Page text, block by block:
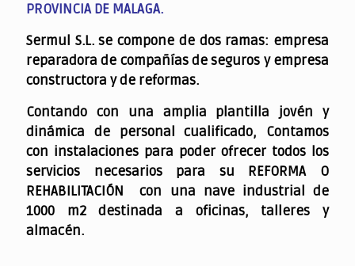
PROVINCIA DE MALAGA.
Sermul S.L. se compone de dos ramas: empresa
reparadora de compañías de seguros y empresa
constructora y de reformas.
Contando con una amplia plantilla jovén y
dinámica de personal cualificado, Contamos
con instalaciones para poder ofrecer todos los
servicios necesarios para su REFORMA O
REHABILITACIÓN con una nave industrial de
1000 m2 destinada a oficinas, talleres y
almacén.